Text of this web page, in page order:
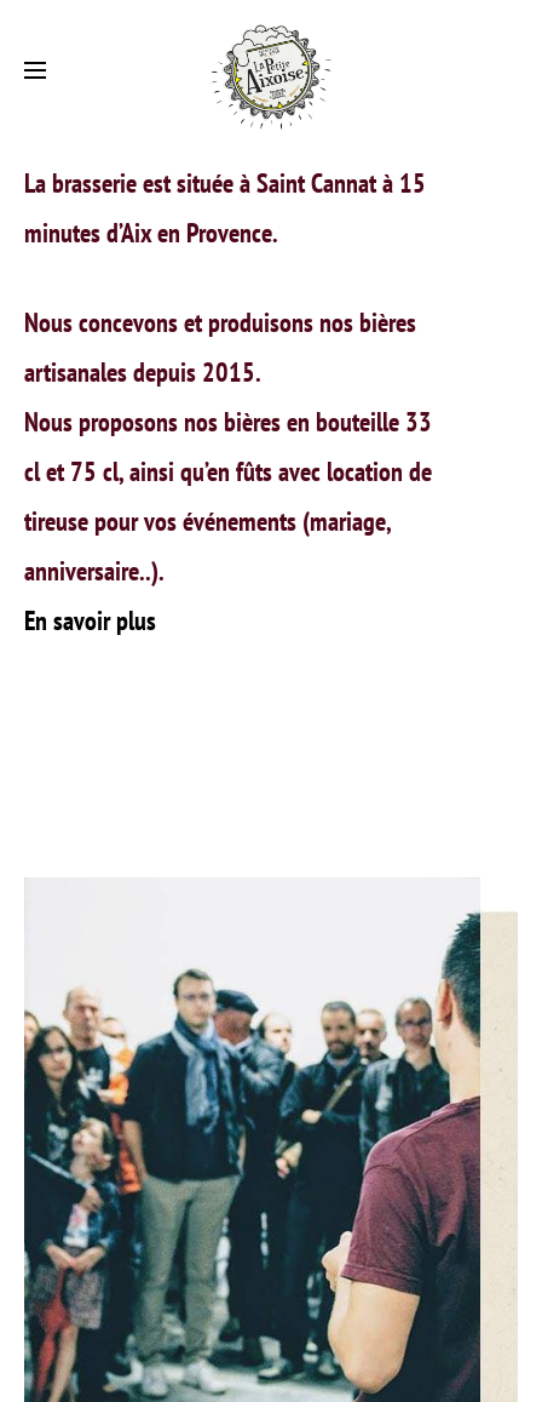
La brasserie et le bar
La brasserie est située à Saint Cannat à 15
minutes d’Aix en Provence.
Nous concevons et produisons nos bières
artisanales depuis 2015.
Nous proposons nos bières en bouteille 33
cl et 75 cl, ainsi qu’en fûts avec location de
tireuse pour vos événements (mariage,
anniversaire..).
En savoir plus